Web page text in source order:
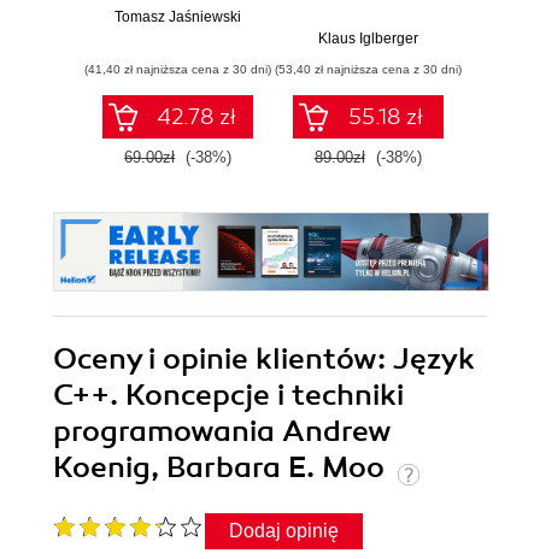
Tomasz Jaśniewski
(41,40 zł najniższa cena z 30 dni)
42.78 zł
69.00zł (-38%)
projektowe
Klaus Iglberger
(53,40 zł najniższa cena z 30 dni)
55.18 zł
89.00zł (-38%)
Oceny i opinie klientów: Język
C++. Koncepcje i techniki
programowania Andrew
Koenig, Barbara E. Moo
Dodaj opinię